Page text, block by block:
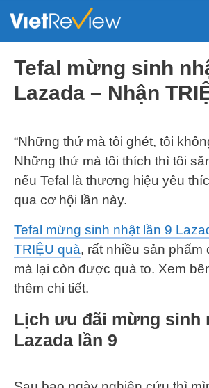
Tefal mừng sinh
Lazada – Nhận
“Những thứ mà tôi ghét, tôi
Những thứ mà tôi thích thì tôi
nếu Tefal là thương hiệu yêu
qua cơ hội lần này.
Tefal mừng sinh nhật lần 9
TRIỆU quà, rất nhiều sản phẩm
mà lại còn được quà to. Xem
thêm chi tiết.
Lịch ưu đãi mừng sinh
Lazada lần 9